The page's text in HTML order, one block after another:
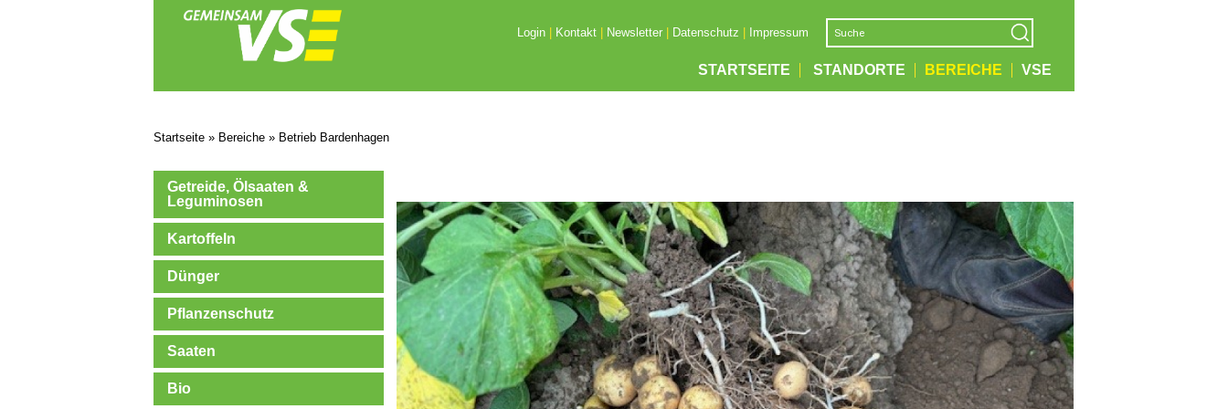
Login| Kontakt| Newsletter| Datenschutz Impressum
STARTSEITE STANDORTE BEREICHE VSE
Startseite » Bereiche » Betrieb Bardenhagen
Getreide, Ölsaaten &
Leguminosen
Kartoffeln
Dünger
Pflanzenschutz
Saaten
Bio